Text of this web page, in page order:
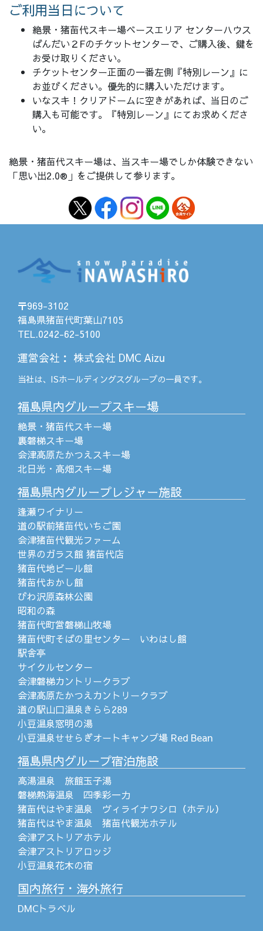
ご利用当日について
絶景・猪苗代スキー場ベースエリア センターハウス
ばんだい２Fのチケットセンターで、ご購入後、鍵を
お受け取りください。
チケットセンター正面の一番左側『特別レーン』に
お並びください。優先的に購入いただけます。
いなスキ！クリアドームに空きがあれば、当日のご
購入も可能です。『特別レーン』にてお求めくださ
い。
絶景・猪苗代スキー場は、当スキー場でしか体験できない
「思い出2.0®」をご提供して参ります。
〒969-3102
福島県猪苗代町葉山7105
TEL.0242-62-5100
運営会社 ： 株式会社 DMC Aizu
当社は、 ISホールディングスグループの一員です。
福島県内グループスキー場
絶景・猪苗代スキー場
裏磐梯スキー場
会津高原たかつえスキー場
北日光・高畑スキー場
福島県内グループレジャー施設
逢瀬ワイナリー
道の駅前猪苗代いちご園
会津猪苗代観光ファーム
世界のガラス館 猪苗代店
猪苗代地ビール館
猪苗代おかし館
びわ沢原森林公園
昭和の森
猪苗代町営磐梯山牧場
猪苗代町そばの里センター いわはし館
駅舎亭
サイクルセンター
会津磐梯カントリークラブ
会津高原たかつえカントリークラブ
道の駅山口温泉きらら289
小豆温泉窓明の湯
小豆温泉せせらぎオートキャンプ場 Red Bean
福島県内グループ宿泊施設
高湯温泉 旅館玉子湯
磐梯熱海温泉 四季彩一力
猪苗代はやま温泉 ヴィライナワシロ（ホテル）
猪苗代はやま温泉 猪苗代観光ホテル
会津アストリアホテル
会津アストリアロッジ
小豆温泉花木の宿
国内旅行・海外旅行
DMCトラベル